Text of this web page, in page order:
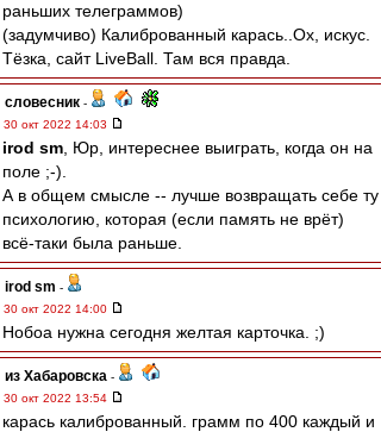
раньших телеграммов)
(задумчиво) Калиброванный карась..Ох, искус.
Тёзка, сайт LiveBall. Там вся правда.
словесник -
30 окт 2022 14:03
irod sm , Юр, интереснее выиграть, когда он на
поле ;-).
А в общем смысле -- лучше возвращать себе ту
психологию, которая (если память не врёт)
всё-таки была раньше.
irod sm -
30 окт 2022 14:00
Нобоа нужна сегодня желтая карточка. ;)
из Хабаровска -
30 окт 2022 13:54
карась калиброванный. грамм по 400 каждый и